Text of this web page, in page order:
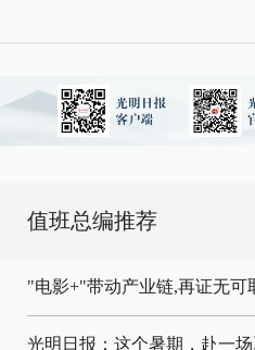
值班总编推荐
"电影+"带动产业链,再证无可
光明日报：这个暑期，赴一